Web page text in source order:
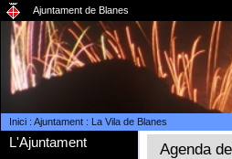
Ajuntament de Blanes
Inici: Ajuntament: La Vila de Blanes
L'Ajuntament
Agenda